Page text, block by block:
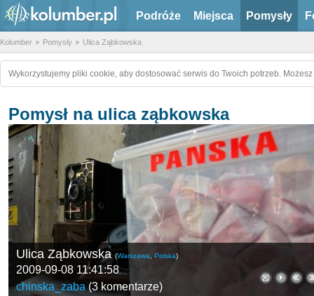
Podróże Miejsca Pomysły
Kolumber Pomysły Ulica Ząbkowska
Wykorzystujemy pliki cookie, aby dostosować serwis do Twoich potrzeb.
Pomysł na ulica ząbkowska
Ulica Ząbkowska (Warszawa Polska)
2009-09-08 11:41:58
chinska_zaba (3 komentarze)